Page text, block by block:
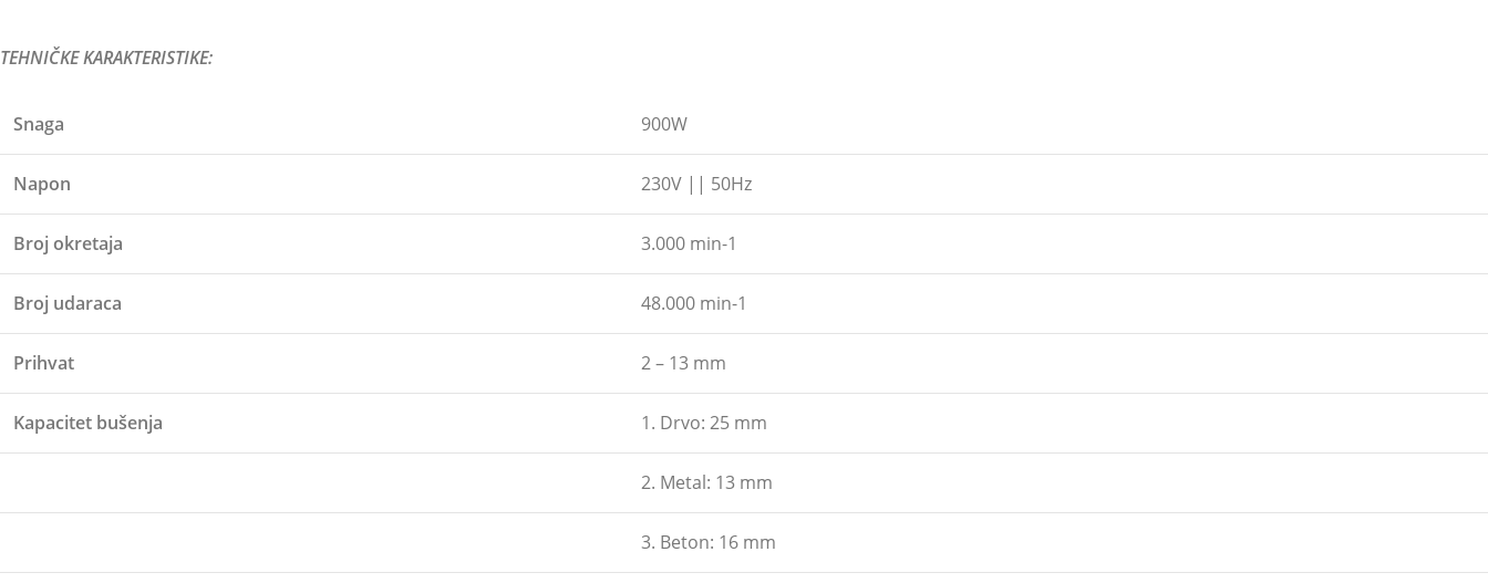
TEHNIČKE KARAKTERISTIKE:
Snaga 900W
Napon 230V || 50Hz
Broj okretaja 3.000 min-1
Broj udaraca 48.000 min-1
Prihvat 2 – 13 mm
Kapacitet bušenja 1. Drvo: 25 mm
2. Metal: 13 mm
3. Beton: 16 mm